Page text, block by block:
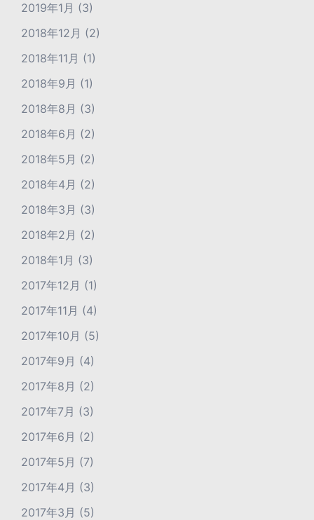
2019年1月 (3)
2018年12月 (2)
2018年11月 (1)
2018年9月 (1)
2018年8月 (3)
2018年6月 (2)
2018年5月 (2)
2018年4月 (2)
2018年3月 (3)
2018年2月 (2)
2018年1月 (3)
2017年12月 (1)
2017年11月 (4)
2017年10月 (5)
2017年9月 (4)
2017年8月 (2)
2017年7月 (3)
2017年6月 (2)
2017年5月 (7)
2017年4月 (3)
2017年3月 (5)